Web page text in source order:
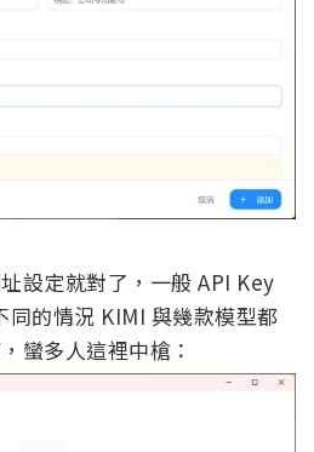
設定就對了，一般 API Key
的情況 KIMI 與幾款模型都
蠻多人這裡中槍：